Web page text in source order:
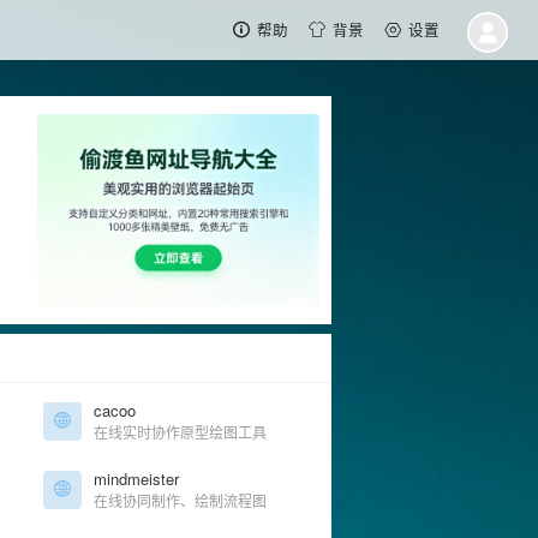
帮助 背景 设置
cacoo
在线实时协作原型绘图工具
mindmeister
在线协同制作、绘制流程图